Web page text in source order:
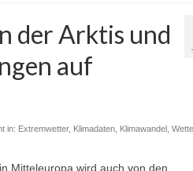
der Arktis und
auf
in: Extremwetter, Klimadaten, Klimawandel,
Mitteleuropa wird auch von den